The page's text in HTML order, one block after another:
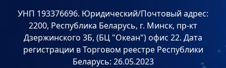
УНП 193376696. Юридический/Почтовый адрес:
2200, Республика Беларусь, г. Минск, пр-кт
Дзержинского 3Б, (БЦ "Океан") офис 22. Дата
регистрации в Торговом реестре Республики
Беларусь: 26.05.2023